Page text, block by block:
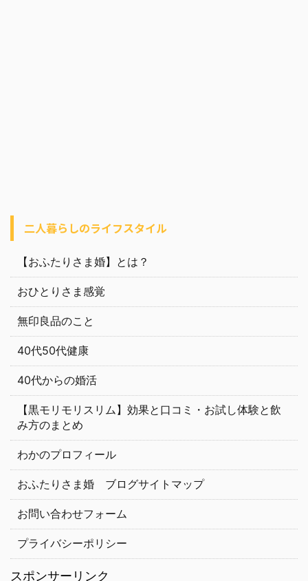
二人暮らしのライフスタイル
【おふたりさま婚】とは？
おひとりさま感覚
無印良品のこと
40代50代健康
40代からの婚活
【黒モリモリスリム】効果と口コミ・お試し体験と飲
み方のまとめ
わかのプロフィール
おふたりさま婚 ブログサイトマップ
お問い合わせフォーム
プライバシーポリシー
スポンサーリンク